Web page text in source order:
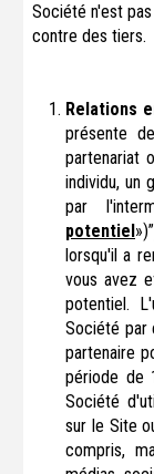
Société n'est
contre des tiers.
Relations
présente
partenariat
individu, un
par
potentiel
lorsqu'il a
vous avez
potentiel.
Société par
partenaire
période de
Société
sur le Site
compris,